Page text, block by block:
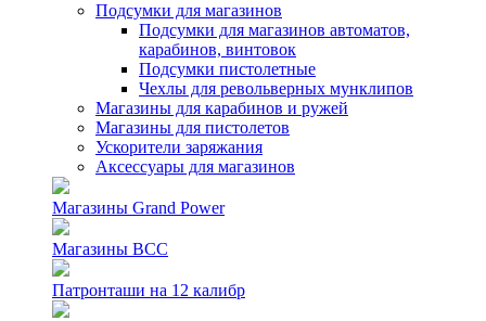
Подсумки для магазинов
Подсумки для магазинов автоматов,
карабинов, винтовок
Подсумки пистолетные
Чехлы для револьверных мунклипов
Магазины для карабинов и ружей
Магазины для пистолетов
Ускорители заряжания
Аксессуары для магазинов
Магазины Grand Power
Магазины ВСС
Патронташи на 12 калибр